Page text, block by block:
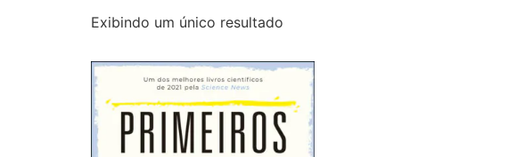
Exibindo um único resultado